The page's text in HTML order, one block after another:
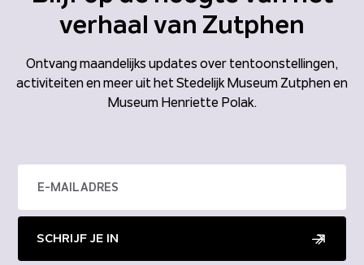
verhaal van Zutphen
Ontvang maandelijks updates over tentoonstellingen,
activiteiten en meer uit het Stedelijk Museum Zutphen en
Museum Henriette Polak.
SCHRIJF JE IN